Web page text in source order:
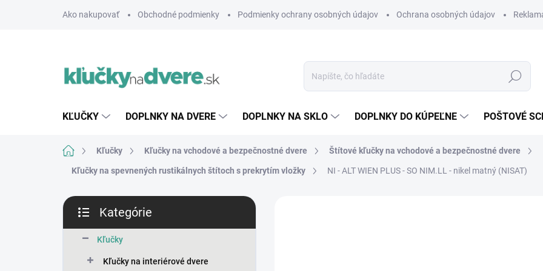
Ako nakupovať Obchodné podmienky Podmienky ochrany osobných údajov Ochrana osobných údajov
Hľadať
KĽUČKY DOPLNKY NA DVERE DOPLNKY NA SKLO DOPLNKY DO KÚPEĽNE POŠTOVÉ
DomovKľučky Kľučky na vchodové a bezpečnostné dvere Štítové kľučky na vchodové a bezpečnostné dvere
Kľučky na spevnených rustikálnych štítoch s prekrytím vložky NI - ALT WIEN PLUS - SO NIM.LL - nikel matný (NISAT)
B
č
kategórie
Kategórie
Kľučky
Kľučky na interiérové dvere